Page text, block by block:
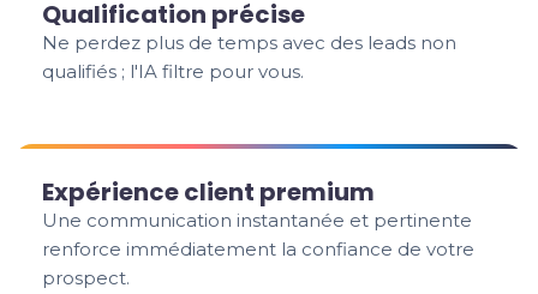
Qualification précise
Ne perdez plus de temps avec des leads non
qualifiés ; l'IA filtre pour vous.
Expérience client premium
Une communication instantanée et pertinente
renforce immédiatement la confiance de votre
prospect.